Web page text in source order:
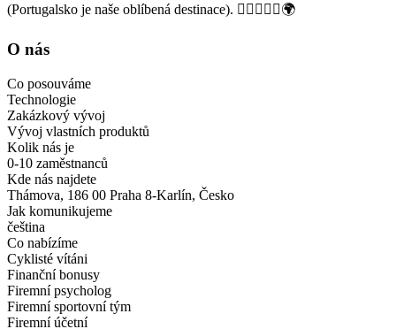
(Portugalsko je naše oblíbená destinace). 🏄🏻‍♂️🤙🌊🌍
O nás
Co posouváme
Technologie
Zakázkový vývoj
Vývoj vlastních produktů
Kolik nás je
0-10 zaměstnanců
Kde nás najdete
Thámova, 186 00 Praha 8-Karlín, Česko
Jak komunikujeme
čeština
Co nabízíme
Cyklisté vítáni
Finanční bonusy
Firemní psycholog
Firemní sportovní tým
Firemní účetní